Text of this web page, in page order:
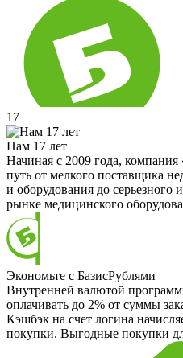
17
Нам 17 лет
Начиная с 2009 года,
путь от мелкого поставщика
и оборудования до серьезного
рынке медицинского
Экономьте с БазисРублями
Внутренней валютой
оплачивать до 2% от суммы
Кэшбэк на счет логина
покупки. Выгодные покупки